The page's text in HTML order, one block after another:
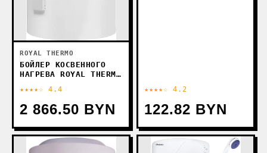
ROYAL THERMO
БОЙЛЕР КОСВЕННОГО
НАГРЕВА ROYAL THERMO
★★★★☆ 4.4
2 866.50 BYN
★★★★☆ 4.2
122.82 BYN